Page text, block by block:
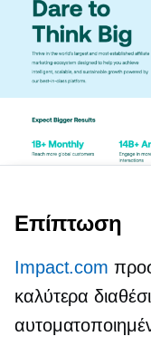
Επίπτωση
Impact.com
καλύτερα